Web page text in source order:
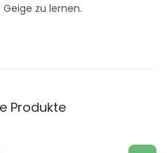
zu lernen.
Produkte